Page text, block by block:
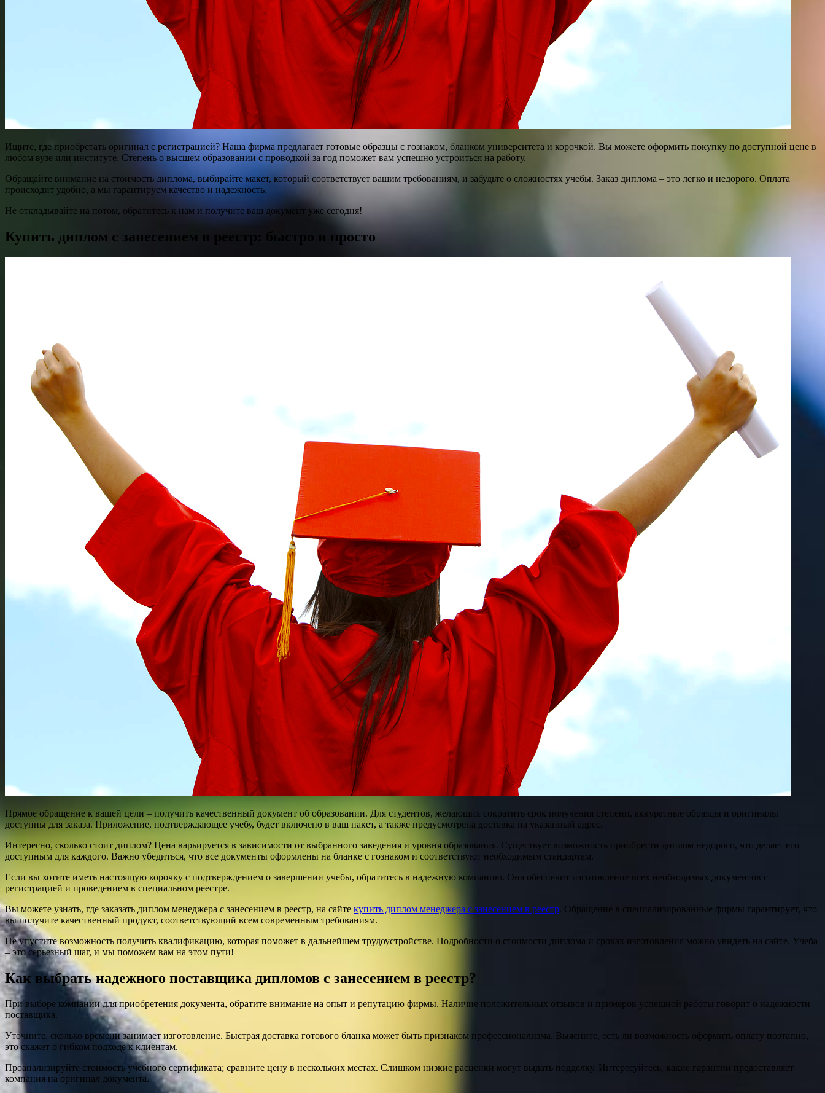
Ищите, где приобретать оригинал с регистрацией? Наша фирма предлагает готовые образцы с гознаком, бланком университета и корочкой. Вы можете оформить покупку по доступной цене в
любом вузе или институте. Степень о высшем образовании с проводкой за год поможет вам успешно устроиться на работу.
Обращайте внимание на стоимость диплома, выбирайте макет, который соответствует вашим требованиям, и забудьте о сложностях учебы. Заказ диплома – это легко и недорого. Оплата
происходит удобно, а мы гарантируем качество и надежность.
Не откладывайте на потом, обратитесь к нам и получите ваш документ уже сегодня!
Купить диплом с занесением в реестр: быстро и просто
Прямое обращение к вашей цели – получить качественный документ об образовании. Для студентов, желающих сократить срок получения степени, аккуратные образцы и оригиналы
доступны для заказа. Приложение, подтверждающее учебу, будет включено в ваш пакет, а также предусмотрена доставка на указанный адрес.
Интересно, сколько стоит диплом? Цена варьируется в зависимости от выбранного заведения и уровня образования. Существует возможность приобрести диплом недорого, что делает его
доступным для каждого. Важно убедиться, что все документы оформлены на бланке с гознаком и соответствуют необходимым стандартам.
Если вы хотите иметь настоящую корочку с подтверждением о завершении учебы, обратитесь в надежную компанию. Она обеспечит изготовление всех необходимых документов с
регистрацией и проведением в специальном реестре.
Вы можете узнать, где заказать диплом менеджера с занесением в реестр, на сайте купить диплом менеджера с занесением в реестр. Обращение в специализированные фирмы гарантирует, что
вы получите качественный продукт, соответствующий всем современным требованиям.
Не упустите возможность получить квалификацию, которая поможет в дальнейшем трудоустройстве. Подробности о стоимости диплома и сроках изготовления можно увидеть на сайте. Учеба
– это серьезный шаг, и мы поможем вам на этом пути!
Как выбрать надежного поставщика дипломов с занесением в реестр?
При выборе компании для приобретения документа, обратите внимание на опыт и репутацию фирмы. Наличие положительных отзывов и примеров успешной работы говорит о надежности
поставщика.
Уточните, сколько времени занимает изготовление. Быстрая доставка готового бланка может быть признаком профессионализма. Выясните, есть ли возможность оформить оплату поэтапно,
это скажет о гибком подходе к клиентам.
Проанализируйте стоимость учебного сертификата; сравните цену в нескольких местах. Слишком низкие расценки могут выдать подделку. Интересуйтесь, какие гарантии предоставляет
компания на оригинал документа.